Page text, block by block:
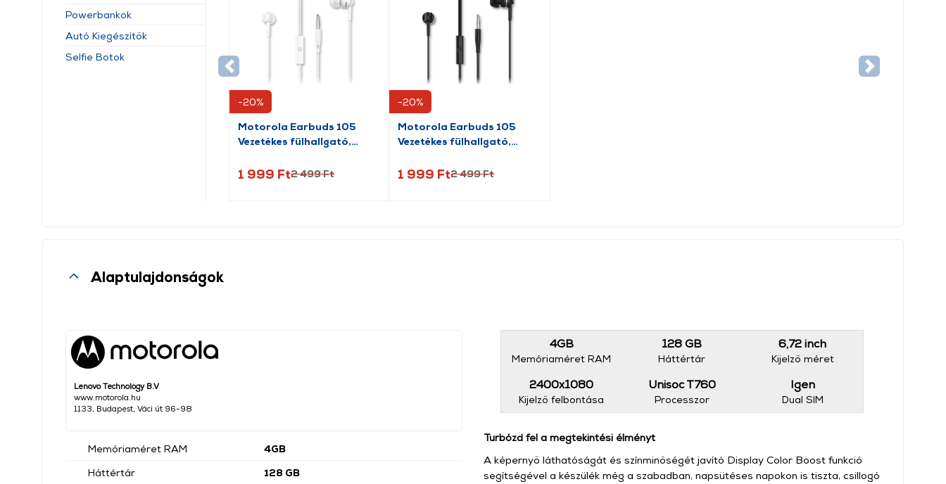
Powerbankok
Autó Kiegészítők
Selfie Botok
-20%
Motorola Earbuds 105
Vezetékes fülhallgató,
1 999 Ft2 499 Ft
-20%
Motorola Earbuds 105
Vezetékes fülhallgató,
1 999 Ft2 499 Ft
Alaptulajdonságok
Lenovo Technology B.V
www.motorola.hu
1133, Budapest, Váci út 96-98
Memóriaméret RAM
4GB
Háttértár
128 GB
4GB
Memóriaméret RAM
128 GB
Háttértár
6,72 inch
Kijelző méret
2400x1080
Kijelző felbontása
Unisoc T760
Processzor
Igen
Dual SIM
Turbózd fel a megtekintési élményt
A képernyő láthatóságát és színminőségét javító Display Color Boost funkció
segítségével a készülék még a szabadban, napsütéses napokon is tiszta, csillogó